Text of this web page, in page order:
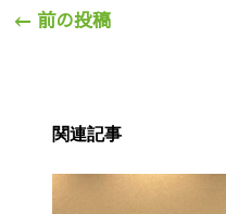
← 前の投稿
関連記事